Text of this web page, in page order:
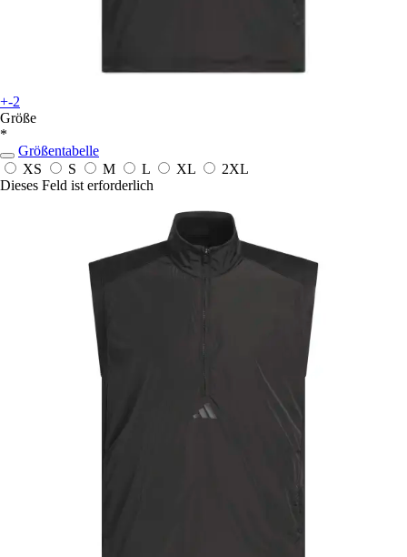
+-2
Größe
*
Größentabelle
XS
S M L XL
2XL
Dieses Feld ist erforderlich